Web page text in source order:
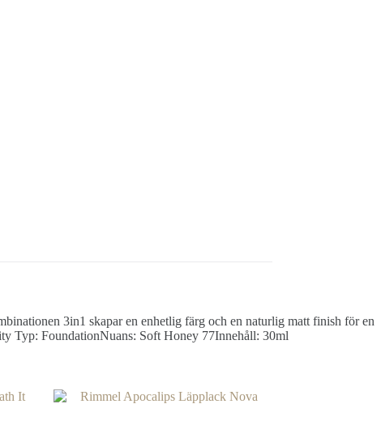
3in1 skapar en enhetlig färg och en naturlig matt finish för en
Typ: FoundationNuans: Soft Honey 77Innehåll: 30ml